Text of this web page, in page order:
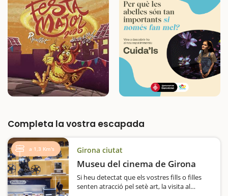
Completa la vostra escapada
a 1,3 Km's Girona ciutat
Museu del cinema de Girona
Si heu detectat que els vostres fills o filles
senten atracció pel setè art, la visita al